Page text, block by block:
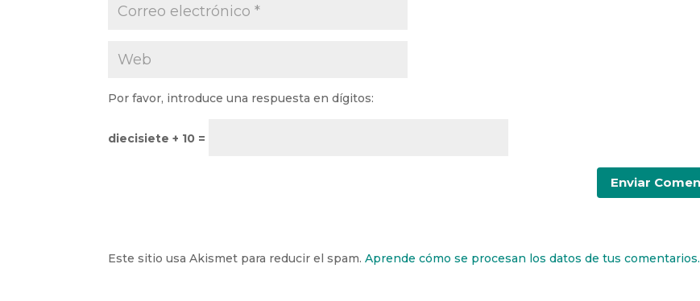
Por favor, introduce una respuesta en dígitos:
diecisiete + 10 =
Este sitio usa Akismet para reducir el spam.Aprende cómo se procesan los datos de tus comentarios.